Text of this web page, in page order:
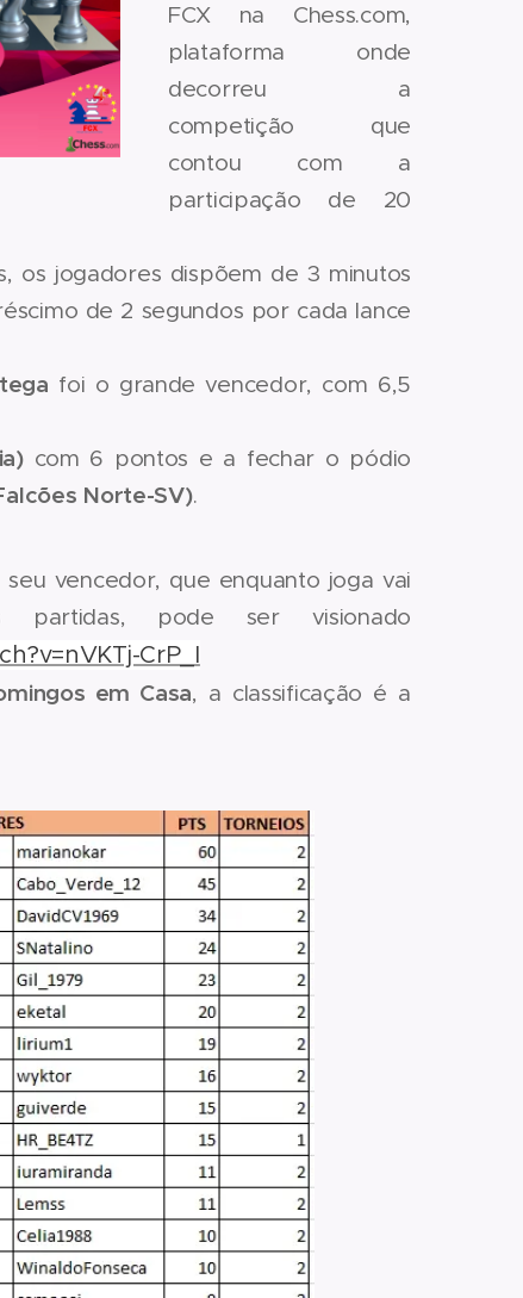
FCX na Chess.com,
plataforma onde
decorreu a
competição que
contou com a
participação de 20
os jogadores dispõem de 3 minutos
de 2 segundos por cada lance
foi o grande vencedor, com 6,5
com 6 pontos e a fechar o pódio
Norte-SV).
vencedor, que enquanto joga vai
partidas, pode ser visionado
CrP_I
em Casa, a classificação é a